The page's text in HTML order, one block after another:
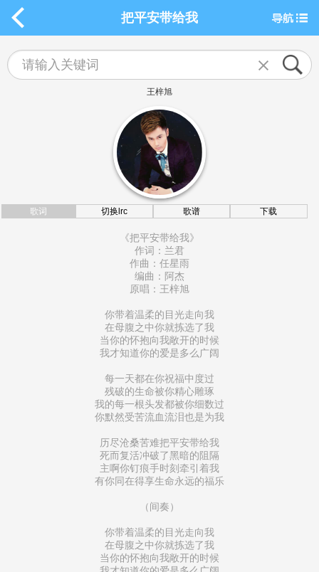
把平安带给我
王梓旭
歌词 切换lrc 歌谱 下载
《把平安带给我》
作词：兰君
作曲：任星雨
编曲：阿杰
原唱：王梓旭
你带着温柔的目光走向我
在母腹之中你就拣选了我
当你的怀抱向我敞开的时候
我才知道你的爱是多么广阔
每一天都在你祝福中度过
残破的生命被你精心雕琢
我的每一根头发都被你细数过
你默然受苦流血流泪也是为我
历尽沧桑苦难把平安带给我
死而复活冲破了黑暗的阻隔
主啊你钉痕手时刻牵引着我
有你同在得享生命永远的福乐
（间奏）
你带着温柔的目光走向我
在母腹之中你就拣选了我
当你的怀抱向我敞开的时候